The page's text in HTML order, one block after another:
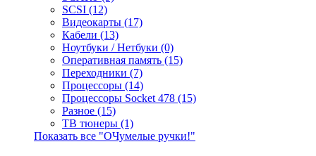
SCSI (12)
Видеокарты (17)
Кабели (13)
Ноутбуки / Нетбуки (0)
Оперативная память (15)
Переходники (7)
Процессоры (14)
Процессоры Socket 478 (15)
Разное (15)
ТВ тюнеры (1)
Показать все "ОЧумелые ручки!"